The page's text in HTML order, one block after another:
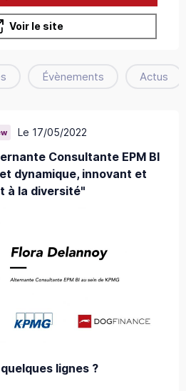
Voir le site
Évènements Actus
Le 17/05/2022
Consultante EPM BI
dynamique, innovant et
à la diversité"
lignes ?